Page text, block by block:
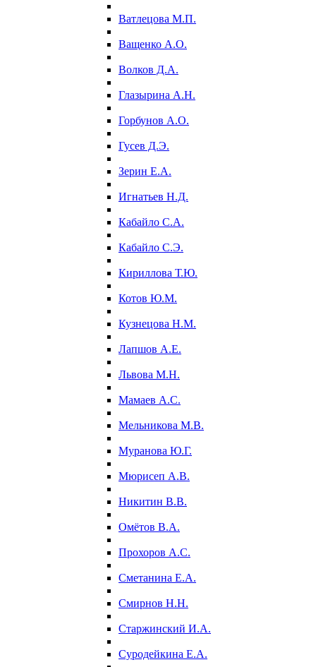
Ватлецова М.П.
Ващенко А.О.
Волков Д.А.
Глазырина А.Н.
Горбунов А.О.
Гусев Д.Э.
Зерин Е.А.
Игнатьев Н.Д.
Кабайло С.А.
Кабайло С.Э.
Кириллова Т.Ю.
Котов Ю.М.
Кузнецова Н.М.
Лапшов А.Е.
Львова М.Н.
Мамаев А.С.
Мельникова М.В.
Муранова Ю.Г.
Мюрисеп А.В.
Никитин В.В.
Омётов В.А.
Прохоров А.С.
Сметанина Е.А.
Смирнов Н.Н.
Старжинский И.А.
Суродейкина Е.А.